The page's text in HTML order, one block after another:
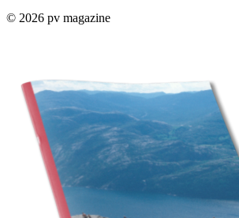
© 2026 pv magazine